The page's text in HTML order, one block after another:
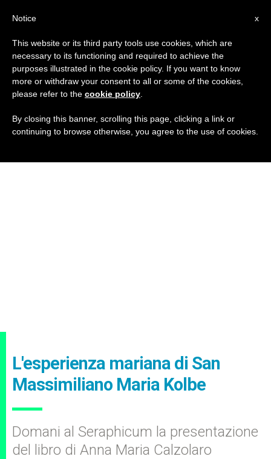
L'esperienza mariana di San
Massimiliano Maria Kolbe
Domani al Seraphicum la presentazione
del libro di Anna Maria Calzolaro
x
Notice
This website or its third party tools use cookies, which are
necessary to its functioning and required to achieve the
purposes illustrated in the cookie policy. If you want to know
more or withdraw your consent to all or some of the cookies,
please refer to the cookie policy
By closing this banner, scrolling this page, clicking a link or
continuing to browse otherwise, you agree to the use of cookies.